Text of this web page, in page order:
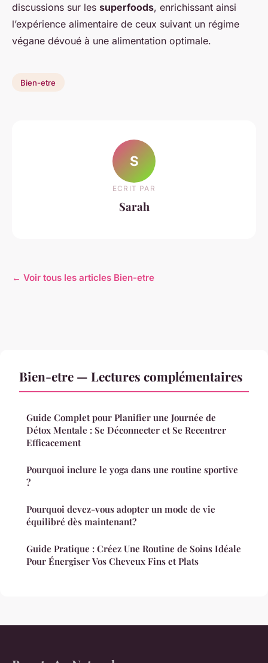
discussions sur les superfoods, enrichissant ainsi
l’expérience alimentaire de ceux suivant un régime
végane dévoué à une alimentation optimale.
Bien-etre
S
ECRIT PAR
Sarah
← Voir tous les articles Bien-etre
Bien-etre — Lectures complémentaires
Guide Complet pour Planifier une Journée de
Détox Mentale : Se Déconnecter et Se Recentrer
Efficacement
Pourquoi inclure le yoga dans une routine sportive
?
Pourquoi devez-vous adopter un mode de vie
équilibré dès maintenant?
Guide Pratique : Créez Une Routine de Soins Idéale
Pour Énergiser Vos Cheveux Fins et Plats